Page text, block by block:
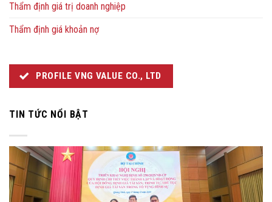
Thẩm định giá trị doanh nghiệp
Thẩm định giá khoản nợ
PROFILE VNG VALUE CO., LTD
TIN TỨC NỔI BẬT